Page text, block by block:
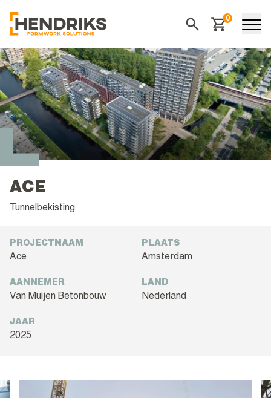
0
Winkelwagen
ACE
Tunnelbekisting
PROJECTNAAM
Ace
PLAATS
Amsterdam
AANNEMER
Van Muijen Betonbouw
LAND
Nederland
JAAR
2025